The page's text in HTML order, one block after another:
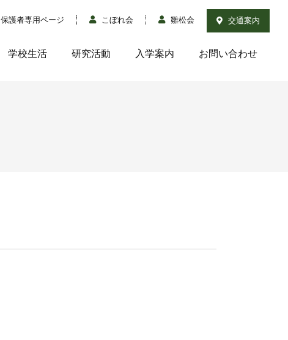
保護者専用ページ こぼれ会 雛松会 交通案内
学校生活 研究活動 入学案内 お問い合わせ